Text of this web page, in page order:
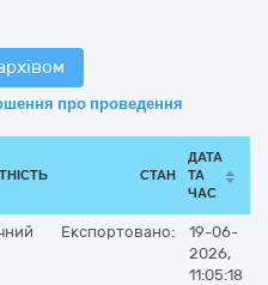
про проведення
СТАН
ДАТА
ТА
ЧАС
Експортовано:
19-06-
2026,
11:05:18